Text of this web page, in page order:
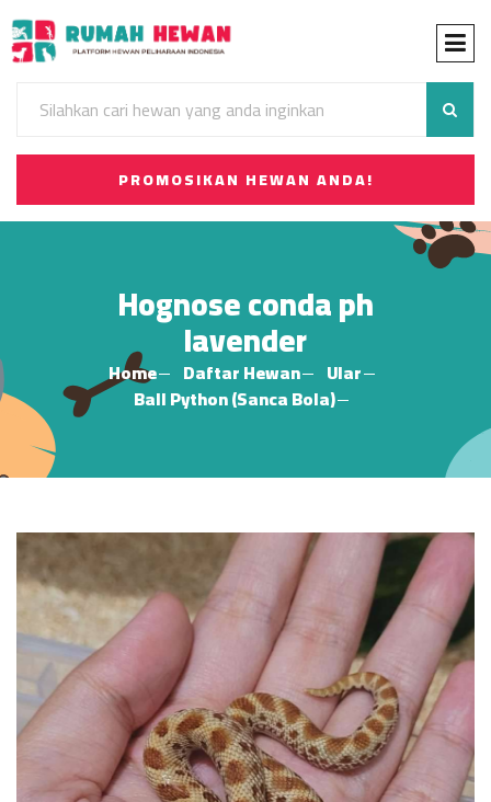
PROMOSIKAN HEWAN ANDA!
Hognose conda ph
lavender
Home Daftar Hewan
Ular
Ball Python (Sanca Bola)